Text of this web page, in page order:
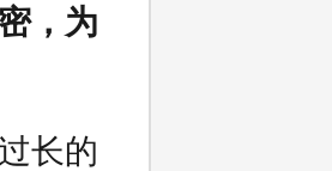
，为
长的